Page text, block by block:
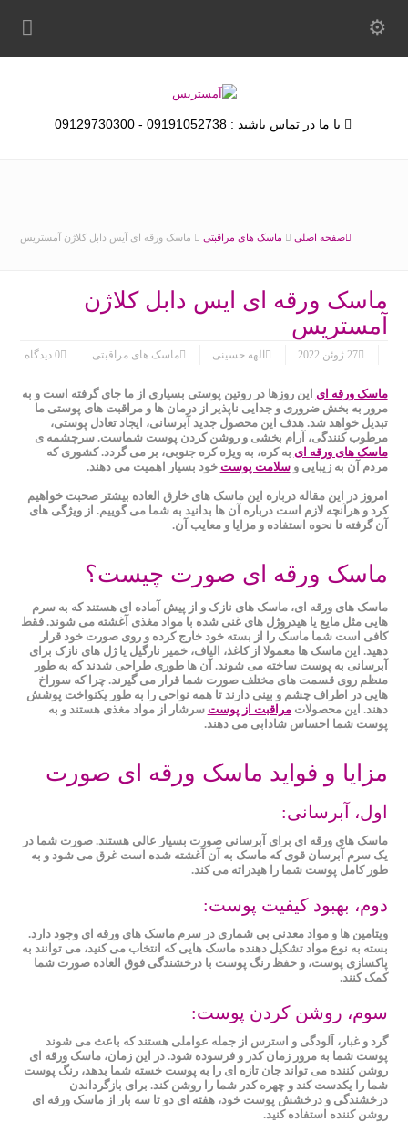
با ما در تماس باشید : 09191052738 - 09129730300
صفحه اصلی ماسک های مراقبتی ماسک ورقه ای آیس دابل کلاژن آمستریس
ماسک ورقه ای آیس دابل کلاژن
آمستریس
27 ژوئن 2022 الهه حسینی ماسک های مراقبتی 0 دیدگاه
ماسک ورقه ای این روزها در روتین پوستی بسیاری از ما جای گرفته است و به
مرور به بخش ضروری و جدایی ناپذیر از درمان ها و مراقبت های پوستی ما
تبدیل خواهد شد. هدف این محصول جدید آبرسانی، ایجاد تعادل پوستی،
مرطوب کنندگی، آرام بخشی و روشن کردن پوست شماست. سرچشمه ی
ماسک های ورقه ای به کره، به ویژه کره جنوبی، بر می گردد. کشوری که
مردم آن به زیبایی وسلامت پوست خود بسیار اهمیت می دهند.
امروز در این مقاله درباره این ماسک های خارق العاده بیشتر صحبت خواهیم
کرد و هرآنچه لازم است درباره آن ها بدانید به شما می گوییم. از ویژگی های
آن گرفته تا نحوه استفاده و مزایا و معایب آن.
ماسک ورقه ای صورت چیست؟
ماسک‌ های ورقه‌ ای، ماسک ‌های نازک و از پیش آماده ای هستند که به سرم
هایی مثل مایع یا هیدروژل های غنی شده با مواد مغذی آغشته می‌ شوند. فقط
کافی است شما ماسک را از بسته خود خارج کرده و روی صورت خود قرار
دهید. این ماسک ها معمولا از کاغذ، الیاف، خمیر نارگیل یا ژل های نازک برای
آبرسانی به پوست ساخته می شوند. آن ها طوری طراحی شدند که به طور
منظم روی قسمت ‌های مختلف صورت شما قرار می گیرند. چرا که سوراخ
هایی در اطراف چشم و بینی دارند تا همه نواحی را به طور یکنواخت پوشش
دهند. این محصولاتمراقبت از پوست سرشار از مواد مغذی هستند و به
پوست شما احساس شادابی می دهند.
مزایا و فواید ماسک ورقه ای صورت
اول، آبرسانی:
ماسک های ورقه ای برای آبرسانی صورت بسیار عالی هستند. صورت شما در
یک سرم آبرسان قوی که ماسک به آن آغشته شده است غرق می شود و به
طور کامل پوست شما را هیدراته می کند.
دوم، بهبود کیفیت پوست:
ویتامین ها و مواد معدنی بی شماری در سرم ماسک های ورقه ای وجود دارد.
بسته به نوع مواد تشکیل دهنده ماسک هایی که انتخاب می کنید، می توانند به
پاکسازی پوست، و حفظ رنگ پوست با درخشندگی فوق العاده صورت شما
کمک کنند.
سوم، روشن کردن پوست:
گرد و غبار، آلودگی و استرس از جمله عواملی هستند که باعث می شوند
پوست شما به مرور زمان کدر و فرسوده شود. در این زمان، ماسک ورقه‌ ای
روشن ‌کننده می ‌تواند جان تازه ‌ای را به پوست خسته شما بدهد، رنگ پوست
شما را یکدست کند و چهره کدر شما را روشن کند. برای بازگرداندن
درخشندگی و درخشش پوست خود، هفته ای دو تا سه بار از ماسک ورقه ای
روشن کننده استفاده کنید.